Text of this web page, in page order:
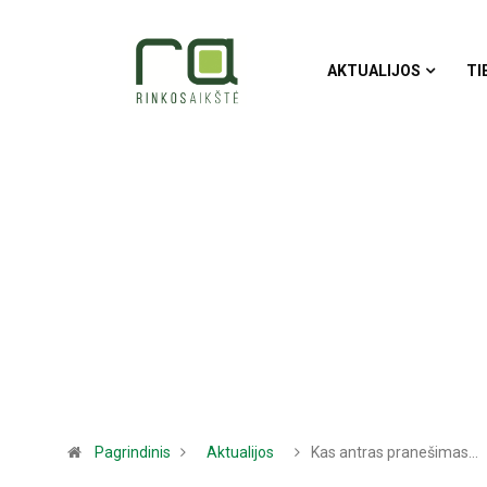
AKTUALIJOS
Pagrindinis Aktualijos Kas antras pranešimas…